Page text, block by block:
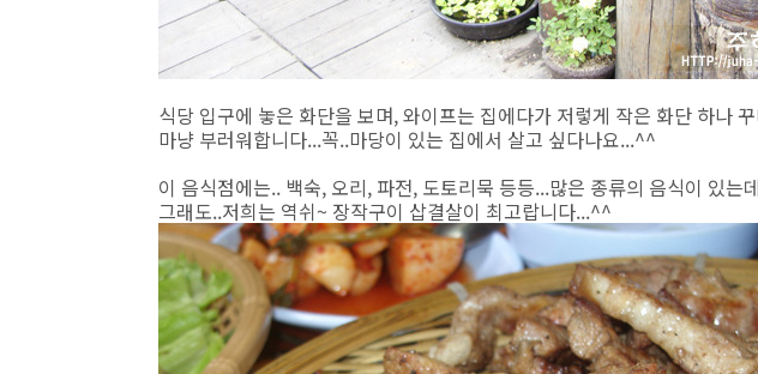
식당 입구에 놓은 화단을 보며, 와이프는 집에다가 저렇게 작은 화단 하나
마냥 부러워합니다...꼭..마당이 있는 집에서 살고 싶다나요...^^
이 음식점에는.. 백숙, 오리, 파전, 도토리묵 등등...많은 종류의 음식이 있는
그래도..저희는 역쉬~ 장작구이 삽결살이 최고랍니다...^^